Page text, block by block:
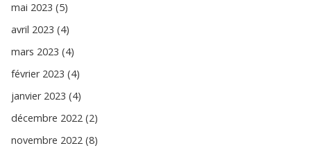
mai 2023 (5)
avril 2023 (4)
mars 2023 (4)
février 2023 (4)
janvier 2023 (4)
décembre 2022 (2)
novembre 2022 (8)